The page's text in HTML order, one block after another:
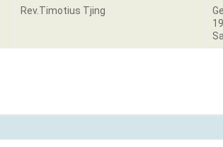
Rev.Timotius Tjing